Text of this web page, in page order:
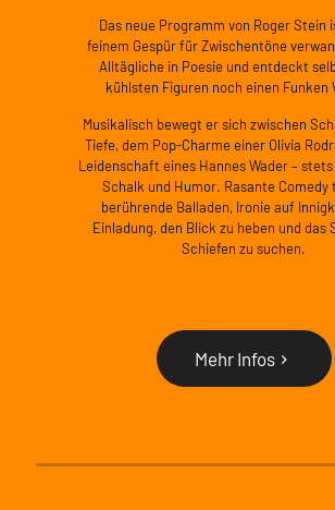
Das neue Programm von Roger Stein
feinem Gespür für Zwischentöne
Alltägliche in Poesie und entdeckt
kühlsten Figuren noch einen Funken
Musikalisch bewegt er sich zwischen
Tiefe, dem Pop-Charme einer Olivia
Leidenschaft eines Hannes Wader –
Schalk und Humor. Rasante
berührende Balladen, Ironie auf
Einladung, den Blick zu heben und das
Schiefen zu suchen.
Mehr Infos